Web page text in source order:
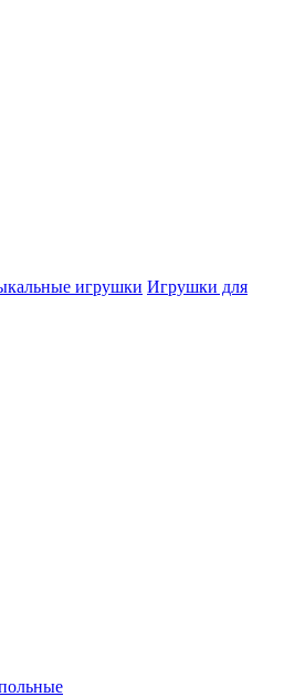
игрушки Игрушки для